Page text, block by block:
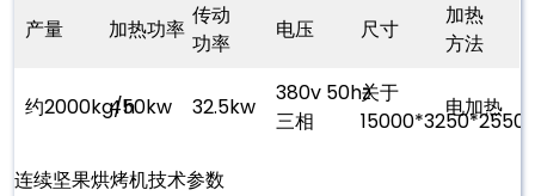
产量 加热功率
传动
功率
电压 尺寸
加热
方法
约2000kg/h450kw 32.5kw
380v 50hz
三相
关于
电加热
连续坚果烘烤机技术参数